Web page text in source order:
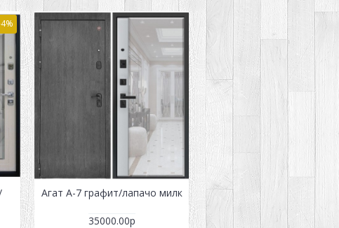
Агат А-7 графит/лапачо милк
35000.00р